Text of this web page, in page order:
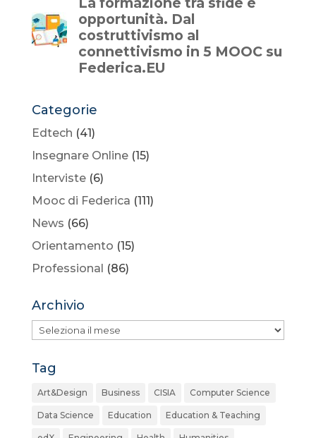
Categorie
Edtech (41)
Insegnare Online(15)
Interviste(6)
Mooc di Federica (111)
News (66)
Orientamento (15)
Professional (86)
Archivio
Archivio
Tag
Art&Design Business CISIA Computer Science
Data Science Education Education & Teaching